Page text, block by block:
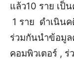
แล้ว10 ราย เป็
1 ราย ดำเนิน
ร่วมกันนำข้อมูล
คอมพิวเตอร์ ,